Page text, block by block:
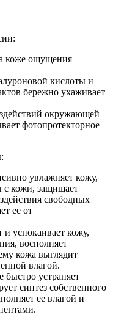
коже ощущения
кислоты и
бережно ухаживает
окружающей
фотопротекторное
увлажняет кожу,
с кожи, защищает
свободных
ее от
и успокаивает кожу,
восполняет
кожа выглядит
влагой.
быстро устраняет
синтез собственного
ее влагой и